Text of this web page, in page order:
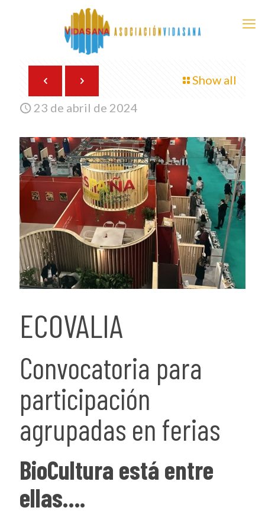
Show all
23 de abril de 2024
ECOVALIA
Convocatoria para
participación
agrupadas en ferias
BioCultura está entre
ellas….